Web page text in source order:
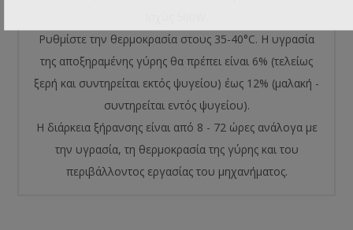
Ρυθμίστε την θερμοκρασία στους 35-40°C. Η υγρασία
της αποξηραμένης γύρης θα πρέπει είναι 6% (τελείως
ξερή και συντηρείται εκτός ψυγείου) έως 12% (μαλακή -
συντηρείται εντός ψυγείου).
Η διάρκεια ξήρανσης είναι από 8 - 72 ώρες ανάλογα με
την υγρασία, τη θερμοκρασία της γύρης και του
περιβάλλοντος εργασίας του μηχανήματος.